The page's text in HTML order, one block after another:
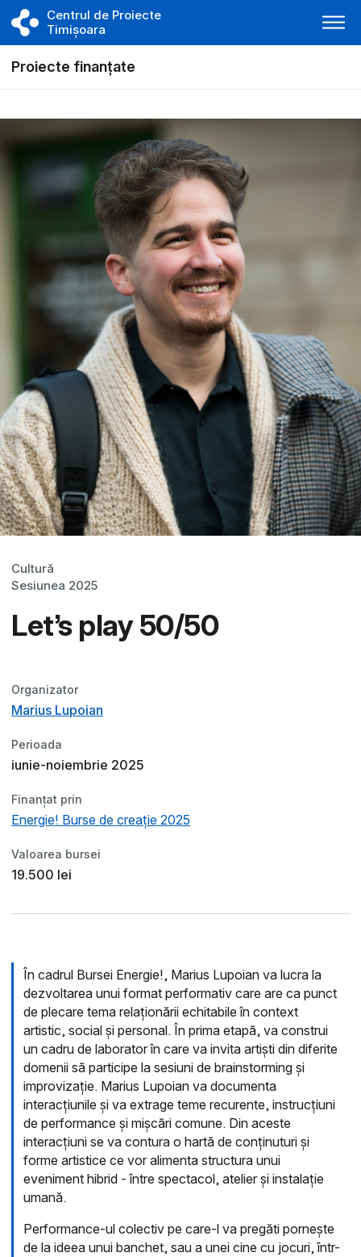
Centrul de Proiecte
Timișoara
Proiecte finanțate
Cultură
Sesiunea 2025
Let’s play 50/50
Organizator
Marius Lupoian
Perioada
iunie-noiembrie 2025
Finanțat prin
Energie! Burse de creație 2025
Valoarea bursei
19.500 lei
În cadrul Bursei Energie!, Marius Lupoian va lucra la
dezvoltarea unui format performativ care are ca punct
de plecare tema relaționării echitabile în context
artistic, social și personal. În prima etapă, va construi
un cadru de laborator în care va invita artiști din diferite
domenii să participe la sesiuni de brainstorming și
improvizație. Marius Lupoian va documenta
interacțiunile și va extrage teme recurente, instrucțiuni
de performance și mișcări comune. Din aceste
interacțiuni se va contura o hartă de conținuturi și
forme artistice ce vor alimenta structura unui
eveniment hibrid - între spectacol, atelier și instalație
umană.
Performance-ul colectiv pe care-l va pregăti pornește
de la ideea unui banchet, sau a unei cine cu jocuri, într-